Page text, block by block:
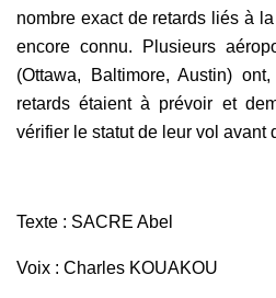
nombre exact de retards liés à
encore connu. Plusieurs
(Ottawa, Baltimore, Austin)
retards étaient à prévoir et
vérifier le statut de leur vol avant
Texte : SACRE Abel
Voix : Charles KOUAKOU